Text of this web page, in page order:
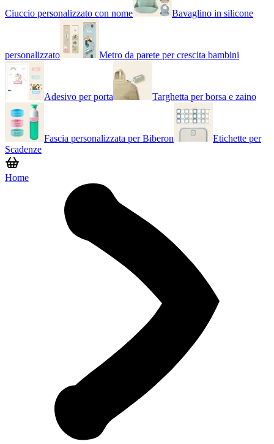
Ciuccio personalizzato con nome Bavaglino in silicone
personalizzato Metro da parete per crescita bambini
Adesivo per porta Targhetta per borsa e zaino
Fascia personalizzata per Biberon
Etichette per
Scadenze
Home